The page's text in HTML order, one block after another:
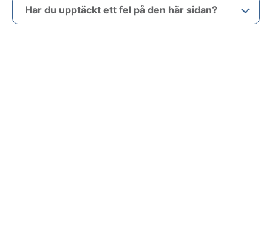
Har du upptäckt ett fel på den här sidan?